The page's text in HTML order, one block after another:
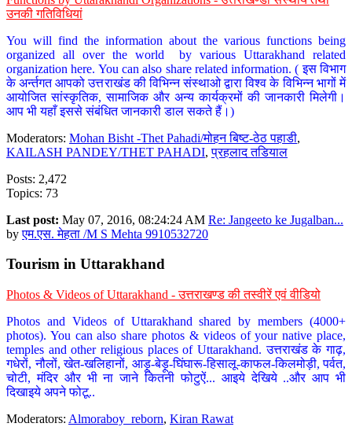
उनकी गतिविधियां
You will find the information about the various functions being
organized all over the world by various Uttarakhand related
organization here. You can also share related information. ( इस विभाग
के अर्न्तगत आपको उत्तराखंड की विभिन्न संस्थाओ द्वारा विश्व के विभिन्न भागों में
आयोजित सांस्कृतिक, सामाजिक और अन्य कार्यक्रमों की जानकारी मिलेगी।
आप भी यहाँ इससे संबंधित जानकारी डाल सकते हैं।)
Moderators: Mohan Bisht -Thet Pahadi/मोहन बिष्ट-ठेठ पहाडी,
KAILASH PANDEY/THET PAHADI,प्रहलाद तडियाल
Posts: 2,472
Topics: 73
Last post: May 07, 2016, 08:24:24 AM Re: Jangeeto ke Jugalban...
byएम.एस. मेहता /M S Mehta 9910532720
Tourism in Uttarakhand
Photos & Videos of Uttarakhand - उत्तराखण्ड की तस्वीरें एवं वीडियो
Photos and Videos of Uttarakhand shared by members (4000+
photos). You can also share photos & videos of your native place,
temples and other religious places of Uttarakhand. उत्तराखंड के गाढ़,
गधेरों, नौलों, खेत-खलिहानों, आड़ू-बेड़ू-घिंघारू-हिसालू-काफल-किलमोड़ी, पर्वत,
चोटी, मंदिर और भी ना जाने कितनी फोटुऐं... आइये देखिये ..और आप भी
दिखाइये अपने फोटू..
Moderators: Almoraboy_reborn, Kiran Rawat